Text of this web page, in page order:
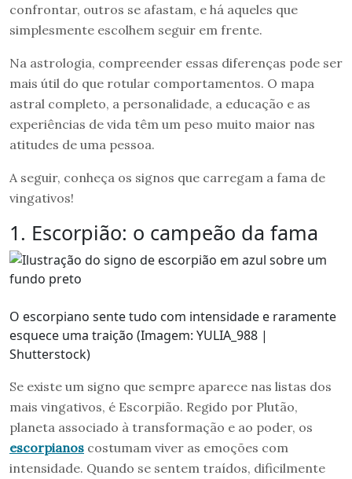
confrontar, outros se afastam, e há aqueles que
simplesmente escolhem seguir em frente.
Na astrologia, compreender essas diferenças pode ser
mais útil do que rotular comportamentos. O mapa
astral completo, a personalidade, a educação e as
experiências de vida têm um peso muito maior nas
atitudes de uma pessoa.
A seguir, conheça os signos que carregam a fama de
vingativos!
1. Escorpião: o campeão da fama
O escorpiano sente tudo com intensidade e raramente
esquece uma traição (Imagem: YULIA_988 |
Shutterstock)
Se existe um signo que sempre aparece nas listas dos
mais vingativos, é Escorpião. Regido por Plutão,
planeta associado à transformação e ao poder, os
escorpianos costumam viver as emoções com
intensidade. Quando se sentem traídos, dificilmente